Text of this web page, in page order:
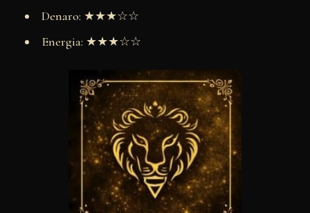
Denaro: ★★★☆☆
Energia: ★★★☆☆